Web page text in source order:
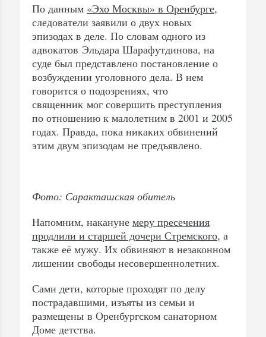
По данным «Эхо Москвы» в Оренбурге,
следователи заявили о двух новых
эпизодах в деле. По словам одного из
адвокатов Эльдара Шарафутдинова, на
суде был представлено постановление о
возбуждении уголовного дела. В нем
говорится о подозрениях, что
священник мог совершить преступления
по отношению к малолетним в 2001 и 2005
годах. Правда, пока никаких обвинений
этим двум эпизодам не предъявлено.
Фото: Саракташская обитель
Напомним, накануне меру пресечения
продлили и старшей дочери Стремского, а
также её мужу. Их обвиняют в незаконном
лишении свободы несовершеннолетних.
Сами дети, которые проходят по делу
пострадавшими, изъяты из семьи и
размещены в Оренбургском санаторном
Доме детства.